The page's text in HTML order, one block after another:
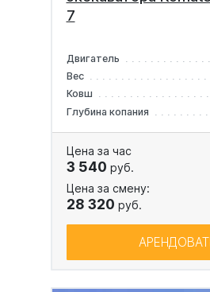
7
Двигатель
Вес
Ковш
Глубина копания
Цена за час
3 540 руб.
Цена за смену:
28 320 руб.